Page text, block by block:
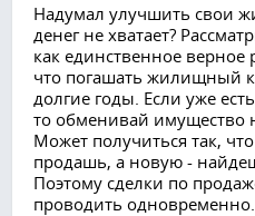
​Надумал улучшить свои
денег не хватает?
как единственное
что погашать жилищный
долгие годы. Если уже
то обменивай имущество
Может получиться так,
продашь, а новую -
Поэтому сделки по
проводить одновременно.